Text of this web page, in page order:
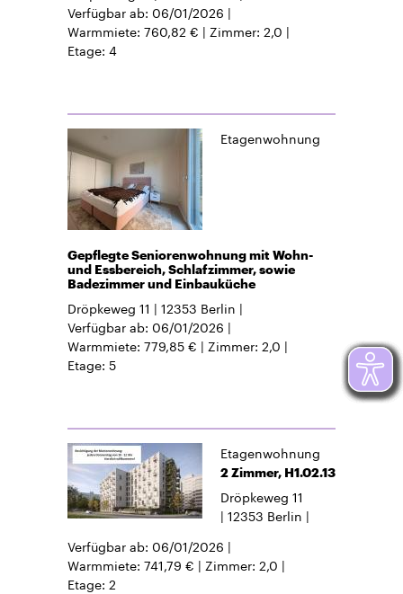
Verfügbar ab 06/01/2026
Warmmiete 760,82 € Zimmer 2,0
Etage 4
Etagenwohnung
Gepflegte Seniorenwohnung mit Wohn-
und Essbereich, Schlafzimmer, sowie
Badezimmer und Einbauküche
Dröpkeweg 11 12353 Berlin
Verfügbar ab 06/01/2026
Warmmiete 779,85 € Zimmer 2,0
Etage 5
Etagenwohnung
2 Zimmer, H1.02.13
Dröpkeweg 11
12353 Berlin
Verfügbar ab 06/01/2026
Warmmiete 741,79 € Zimmer 2,0
Etage 2